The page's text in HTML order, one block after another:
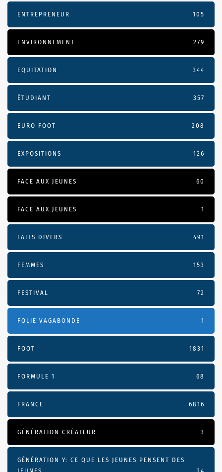
ENTREPRENEUR 105
ENVIRONNEMENT 279
EQUITATION 344
ÉTUDIANT 357
EURO FOOT 208
EXPOSITIONS 126
FACE AUX JEUNES 60
FACE AUX JEUNES 1
FAITS DIVERS 491
FEMMES 153
FESTIVAL 72
FOLIE VAGABONDE 1
FOOT 1831
FORMULE 1 68
FRANCE 6816
GÉNÉRATION CRÉATEUR 3
GÉNÉRATION Y: CE QUE LES JEUNES PENSENT DES